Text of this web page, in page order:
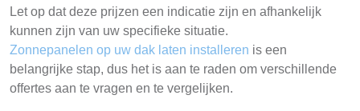
Let op dat deze prijzen een indicatie zijn en afhankelijk
kunnen zijn van uw specifieke situatie.
Zonnepanelen op uw dak laten installeren is een
belangrijke stap, dus het is aan te raden om verschillende
offertes aan te vragen en te vergelijken.